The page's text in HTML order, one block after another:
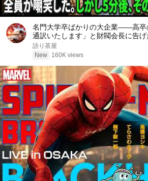
名門大学卒ばかりの大企業――高卒
通訳いたします」と財閥会長に告げ
笑した。しかし5分後、その場は静
エピソード#老後の物語 #家族の物語
語り茶屋
New
160K views